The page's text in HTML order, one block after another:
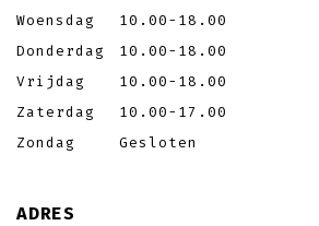
Woensdag
10.00-18.00
Donderdag
10.00-18.00
Vrijdag
10.00-18.00
Zaterdag
10.00-17.00
Zondag
Gesloten
ADRES